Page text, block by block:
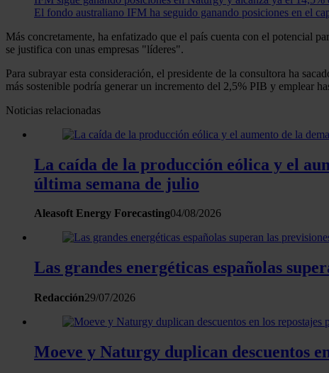
El fondo australiano IFM ha seguido ganando posiciones en el
Más concretamente, ha enfatizado que el país cuenta con el potencial
se justifica con unas empresas "líderes".
Para subrayar esta consideración, el presidente de la consultora ha
más sostenible podría generar un incremento del 2,5% PIB y emplear
Noticias relacionadas
La caída de la producción eólica y el
última semana de julio
Aleasoft Energy Forecasting04/08/2026
Las grandes energéticas españolas
Redacción29/07/2026
Moeve y Naturgy duplican descuentos